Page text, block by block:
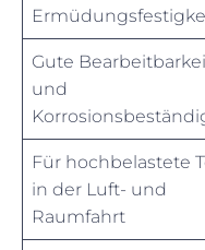
Gute
und
Für hochbelastete
in der Luft- und
Raumfahrt